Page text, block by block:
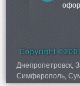
Copyright
Днепропетровск,
Симферополь,